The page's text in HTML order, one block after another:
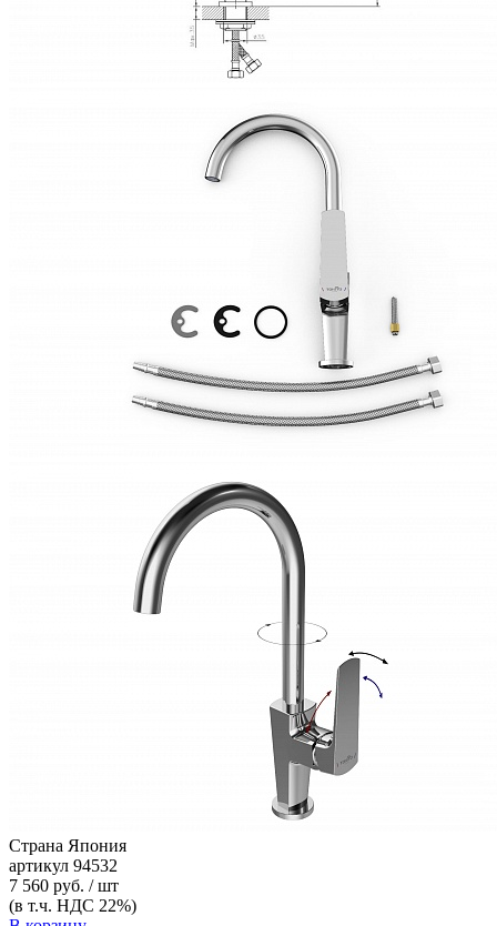
Страна Япония
артикул 94532
7 560 руб. / шт
(в т.ч. НДС 22%)